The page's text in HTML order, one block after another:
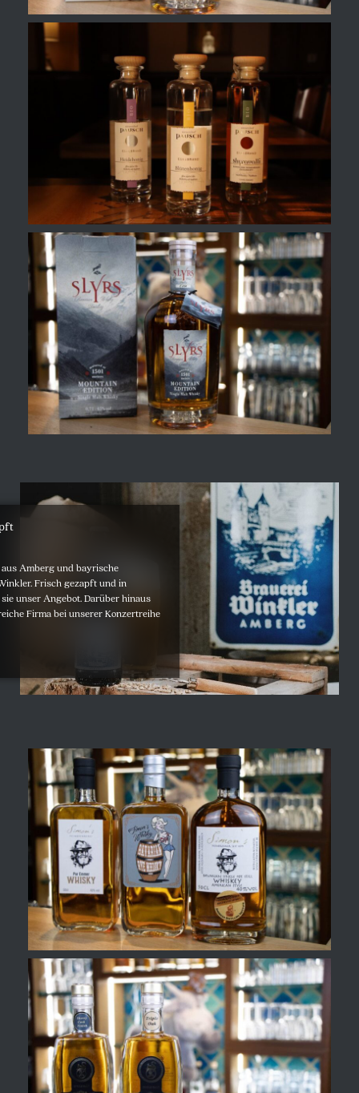
Amberg und bayrische
Frisch gezapft und in
unser Angebot. Darüber hinaus
Firma bei unserer Konzertreihe